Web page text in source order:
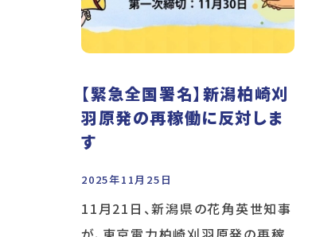
【緊急全国署名】新潟柏崎刈
羽原発の再稼働に反対しま
す
2025年11月25日
11月21日、新潟県の花角英世知事